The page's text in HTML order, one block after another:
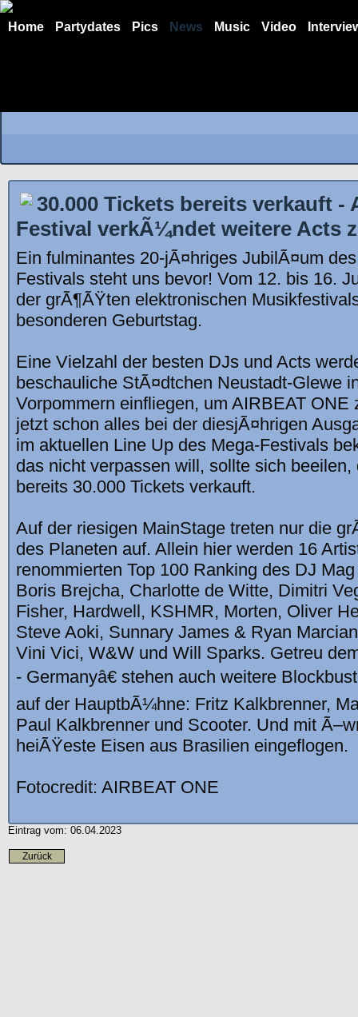
Home Partydates Pics News Music Video
30.000 Tickets bereits verkauft -
Festival verkÃ¼ndet weitere Acts
Ein fulminantes 20-jÃ¤hriges JubilÃ¤um
Festivals steht uns bevor! Vom 12. bis 16.
der grÃ¶ÃŸten elektronischen
besonderen Geburtstag.
Eine Vielzahl der besten DJs und Acts
beschauliche StÃ¤dtchen Neustadt-Glewe
Vorpommern einfliegen, um AIRBEAT ONE
jetzt schon alles bei der diesjÃ¤hrigen
im aktuellen Line Up des Mega-Festivals
das nicht verpassen will, sollte sich
bereits 30.000 Tickets verkauft.
Auf der riesigen MainStage treten nur die
des Planeten auf. Allein hier werden 16
renommierten Top 100 Ranking des DJ
Boris Brejcha, Charlotte de Witte, Dimitri
Fisher, Hardwell, KSHMR, Morten, Oliver
Steve Aoki, Sunnary James & Ryan
Vini Vici, W&W und Will Sparks. Getreu
- Germanyâ€ stehen auch weitere
auf der HauptbÃ¼hne: Fritz Kalkbrenner,
Paul Kalkbrenner und Scooter. Und mit
heiÃŸeste Eisen aus Brasilien eingeflogen.
Fotocredit: AIRBEAT ONE
Eintrag vom: 06.04.2023